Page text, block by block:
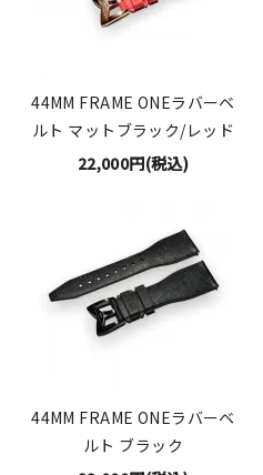
44MM FRAME ONEラバーベ
ルト マットブラック/レッド
22,000円(税込)
44MM FRAME ONEラバーベ
ルト ブラック